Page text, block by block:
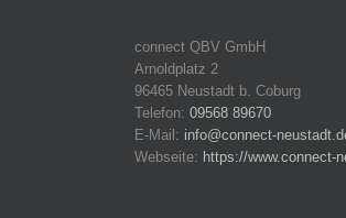
connect QBV GmbH
Arnoldplatz 2
96465 Neustadt b. Coburg
Telefon: 09568 89670
E-Mail: info@connect-
Webseite: https://www.connect-